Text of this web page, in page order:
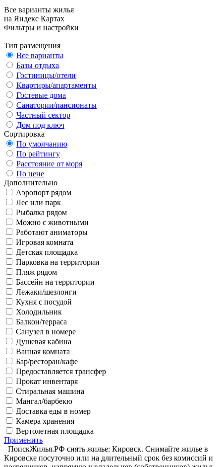
Все варианты жилья
на Яндекс Картах
Фильтры и настройки
Тип размещения
Все варианты
Базы отдыха
Гостиницы/отели
Квартиры/апартаменты
Гостевые дома
Санатории/пансионаты
Частный сектор
Дом под ключ
Сортировка
По умолчанию
По рейтингу
Расстояние от моря
По цене
Дополнительно
Аэропорт рядом
Лес или парк
Рыбалка рядом
Можно с животными
Работают аниматоры
Игровая комната
Детская площадка
Парковка на территории
Пляж рядом
Бассейн на территории
Лежаки/шезлонги
Кухня с посудой
Холодильник
Балкон/терраса
Санузел в номере
Душевая кабина
Ванная комната
Бар/ресторан/кафе
Предоставляется трансфер
Прокат инвентаря
Стиральная машина
Мангал/барбекю
Доставка еды в номер
Камера хранения
Вертолетная площадка
Применить
ПоискЖилья.РФ снять жилье: Кировск. Снимайте жилье в
Кировске посуточно или на длительный срок без комиссий и